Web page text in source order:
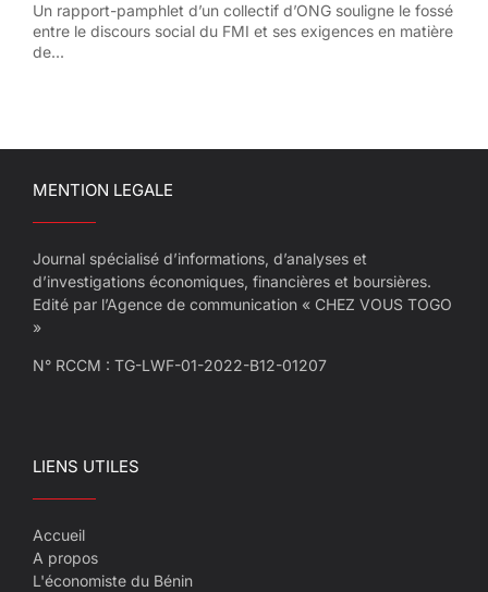
Un rapport-pamphlet d’un collectif d’ONG souligne le fossé
entre le discours social du FMI et ses exigences en matière
de...
MENTION LEGALE
Journal spécialisé d’informations, d’analyses et
d’investigations économiques, financières et boursières.
Edité par l’Agence de communication « CHEZ VOUS TOGO
»
N° RCCM : TG-LWF-01-2022-B12-01207
LIENS UTILES
Accueil
A propos
L'économiste du Bénin